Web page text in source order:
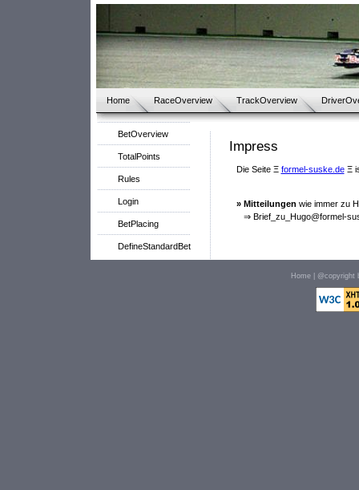
Home RaceOverview TrackOverview
BetOverview
TotalPoints
Rules
Login
BetPlacing
DefineStandardBet
Impress
Die Seite Ξ formel-suske.deΞ
» Mitteilungen wie immer zu
⇒ Brief_zu_Hugo@formel-
Home |